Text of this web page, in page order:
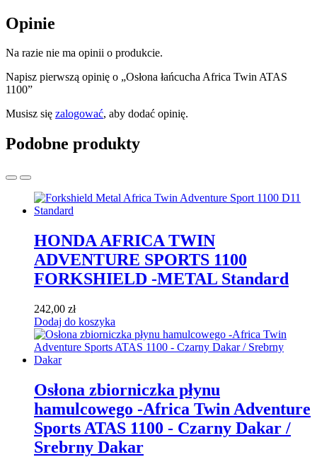
Opinie
Na razie nie ma opinii o produkcie.
Napisz pierwszą opinię o „Osłona łańcucha Africa Twin ATAS
1100”
Musisz się zalogować, aby dodać opinię.
Podobne produkty
HONDA AFRICA TWIN
ADVENTURE SPORTS 1100
FORKSHIELD -METAL Standard
242,00 zł
Dodaj do koszyka
Osłona zbiorniczka płynu
hamulcowego -Africa Twin Adventure
Sports ATAS 1100 - Czarny Dakar /
Srebrny Dakar